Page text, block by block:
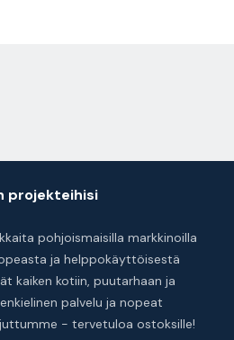
projekteihisi
pohjoismaisilla markkinoilla
ja helppokäyttöisestä
kaiken kotiin, puutarhaan ja
palvelu ja nopeat
- tervetuloa ostoksille!